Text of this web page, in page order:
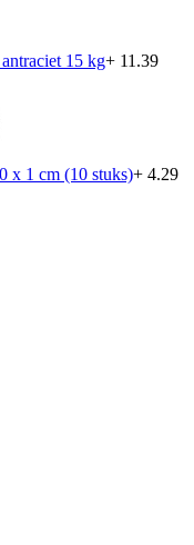
15 kg+ 11.39
x 1 cm (10 stuks)+ 4.29